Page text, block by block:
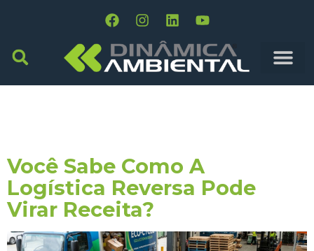
Você Sabe Como A
Logística Reversa Pode
Virar Receita?